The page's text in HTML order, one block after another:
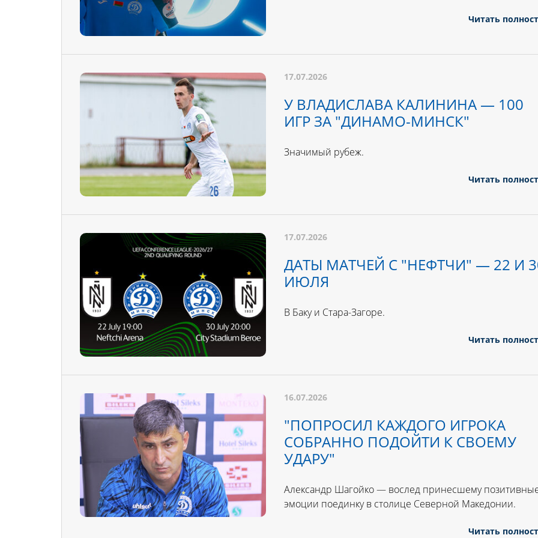
Читать
17.07.2026
У ВЛАДИСЛАВА КАЛИНИНА — 100
ИГР ЗА "ДИНАМО-МИНСК"
Значимый рубеж.
Читать
17.07.2026
ДАТЫ МАТЧЕЙ С "НЕФТЧИ" — 22 И
ИЮЛЯ
В Баку и Стара-Загоре.
Читать
16.07.2026
"ПОПРОСИЛ КАЖДОГО ИГРОКА
СОБРАННО ПОДОЙТИ К СВОЕМУ
УДАРУ"
Александр Шагойко — вослед принесшему
эмоции поединку в столице Северной Македонии.
Читать